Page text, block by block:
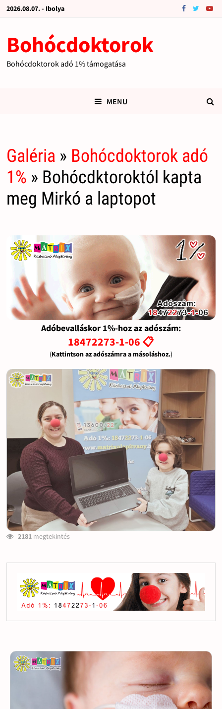
2026.08.07. - Ibolya
Bohócdoktorok
Bohócdoktorok adó 1% támogatása
MENU
Galéria » Bohócdoktorok adó
1% » Bohócdktoroktól kapta
meg Mirkó a laptopot
Adóbevalláskor 1%-hoz az adószám:
18472273-1-06 📋
(Kattintson az adószámra a másoláshoz.)
2181megtekintés